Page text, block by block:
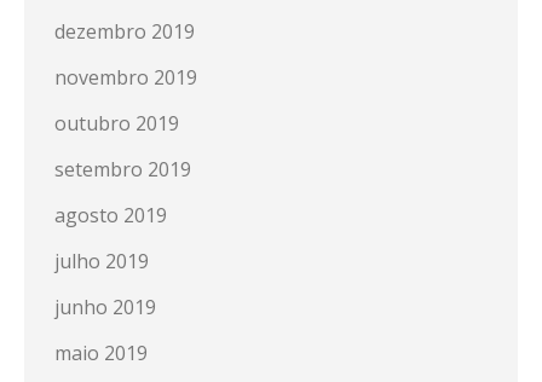
dezembro 2019
novembro 2019
outubro 2019
setembro 2019
agosto 2019
julho 2019
junho 2019
maio 2019